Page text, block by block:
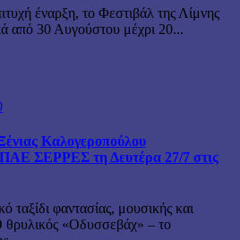
έναρξη, το Φεστιβάλ της Λίμνης
από 30 Αυγούστου μέχρι 20...
Καλογεροπούλου
ΣΕΡΡΕΣ τη Δευτέρα 27/7 στις
φαντασίας, μουσικής και
θρυλικός «Οδυσσεβάχ» – το